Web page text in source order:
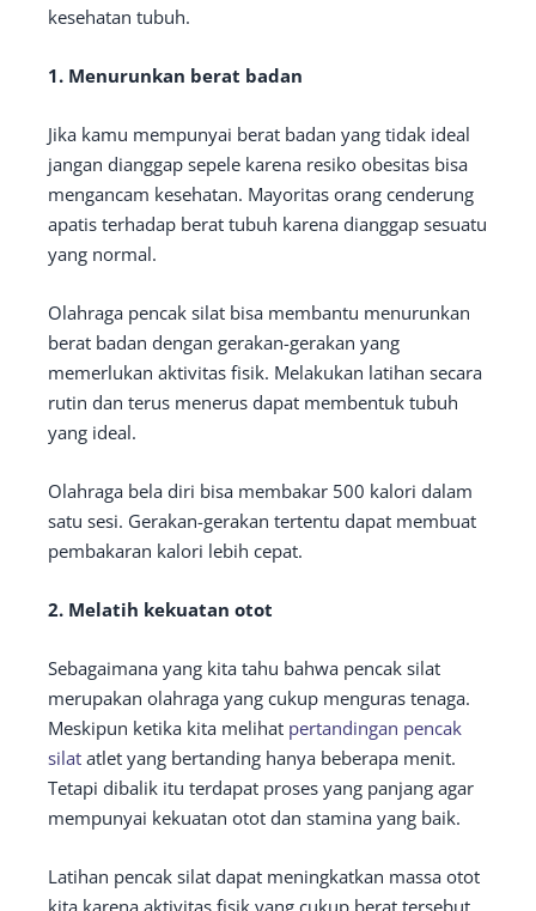
kesehatan tubuh.
1. Menurunkan berat badan
Jika kamu mempunyai berat badan yang tidak ideal
jangan dianggap sepele karena resiko obesitas bisa
mengancam kesehatan. Mayoritas orang cenderung
apatis terhadap berat tubuh karena dianggap sesuatu
yang normal.
Olahraga pencak silat bisa membantu menurunkan
berat badan dengan gerakan-gerakan yang
memerlukan aktivitas fisik. Melakukan latihan secara
rutin dan terus menerus dapat membentuk tubuh
yang ideal.
Olahraga bela diri bisa membakar 500 kalori dalam
satu sesi. Gerakan-gerakan tertentu dapat membuat
pembakaran kalori lebih cepat.
2. Melatih kekuatan otot
Sebagaimana yang kita tahu bahwa pencak silat
merupakan olahraga yang cukup menguras tenaga.
Meskipun ketika kita melihat pertandingan pencak
silat atlet yang bertanding hanya beberapa menit.
Tetapi dibalik itu terdapat proses yang panjang agar
mempunyai kekuatan otot dan stamina yang baik.
Latihan pencak silat dapat meningkatkan massa otot
kita karena aktivitas fisik yang cukup berat tersebut.